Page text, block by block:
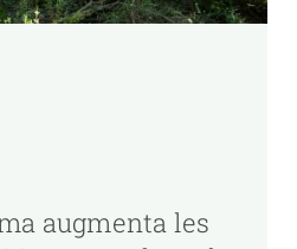
augmenta les